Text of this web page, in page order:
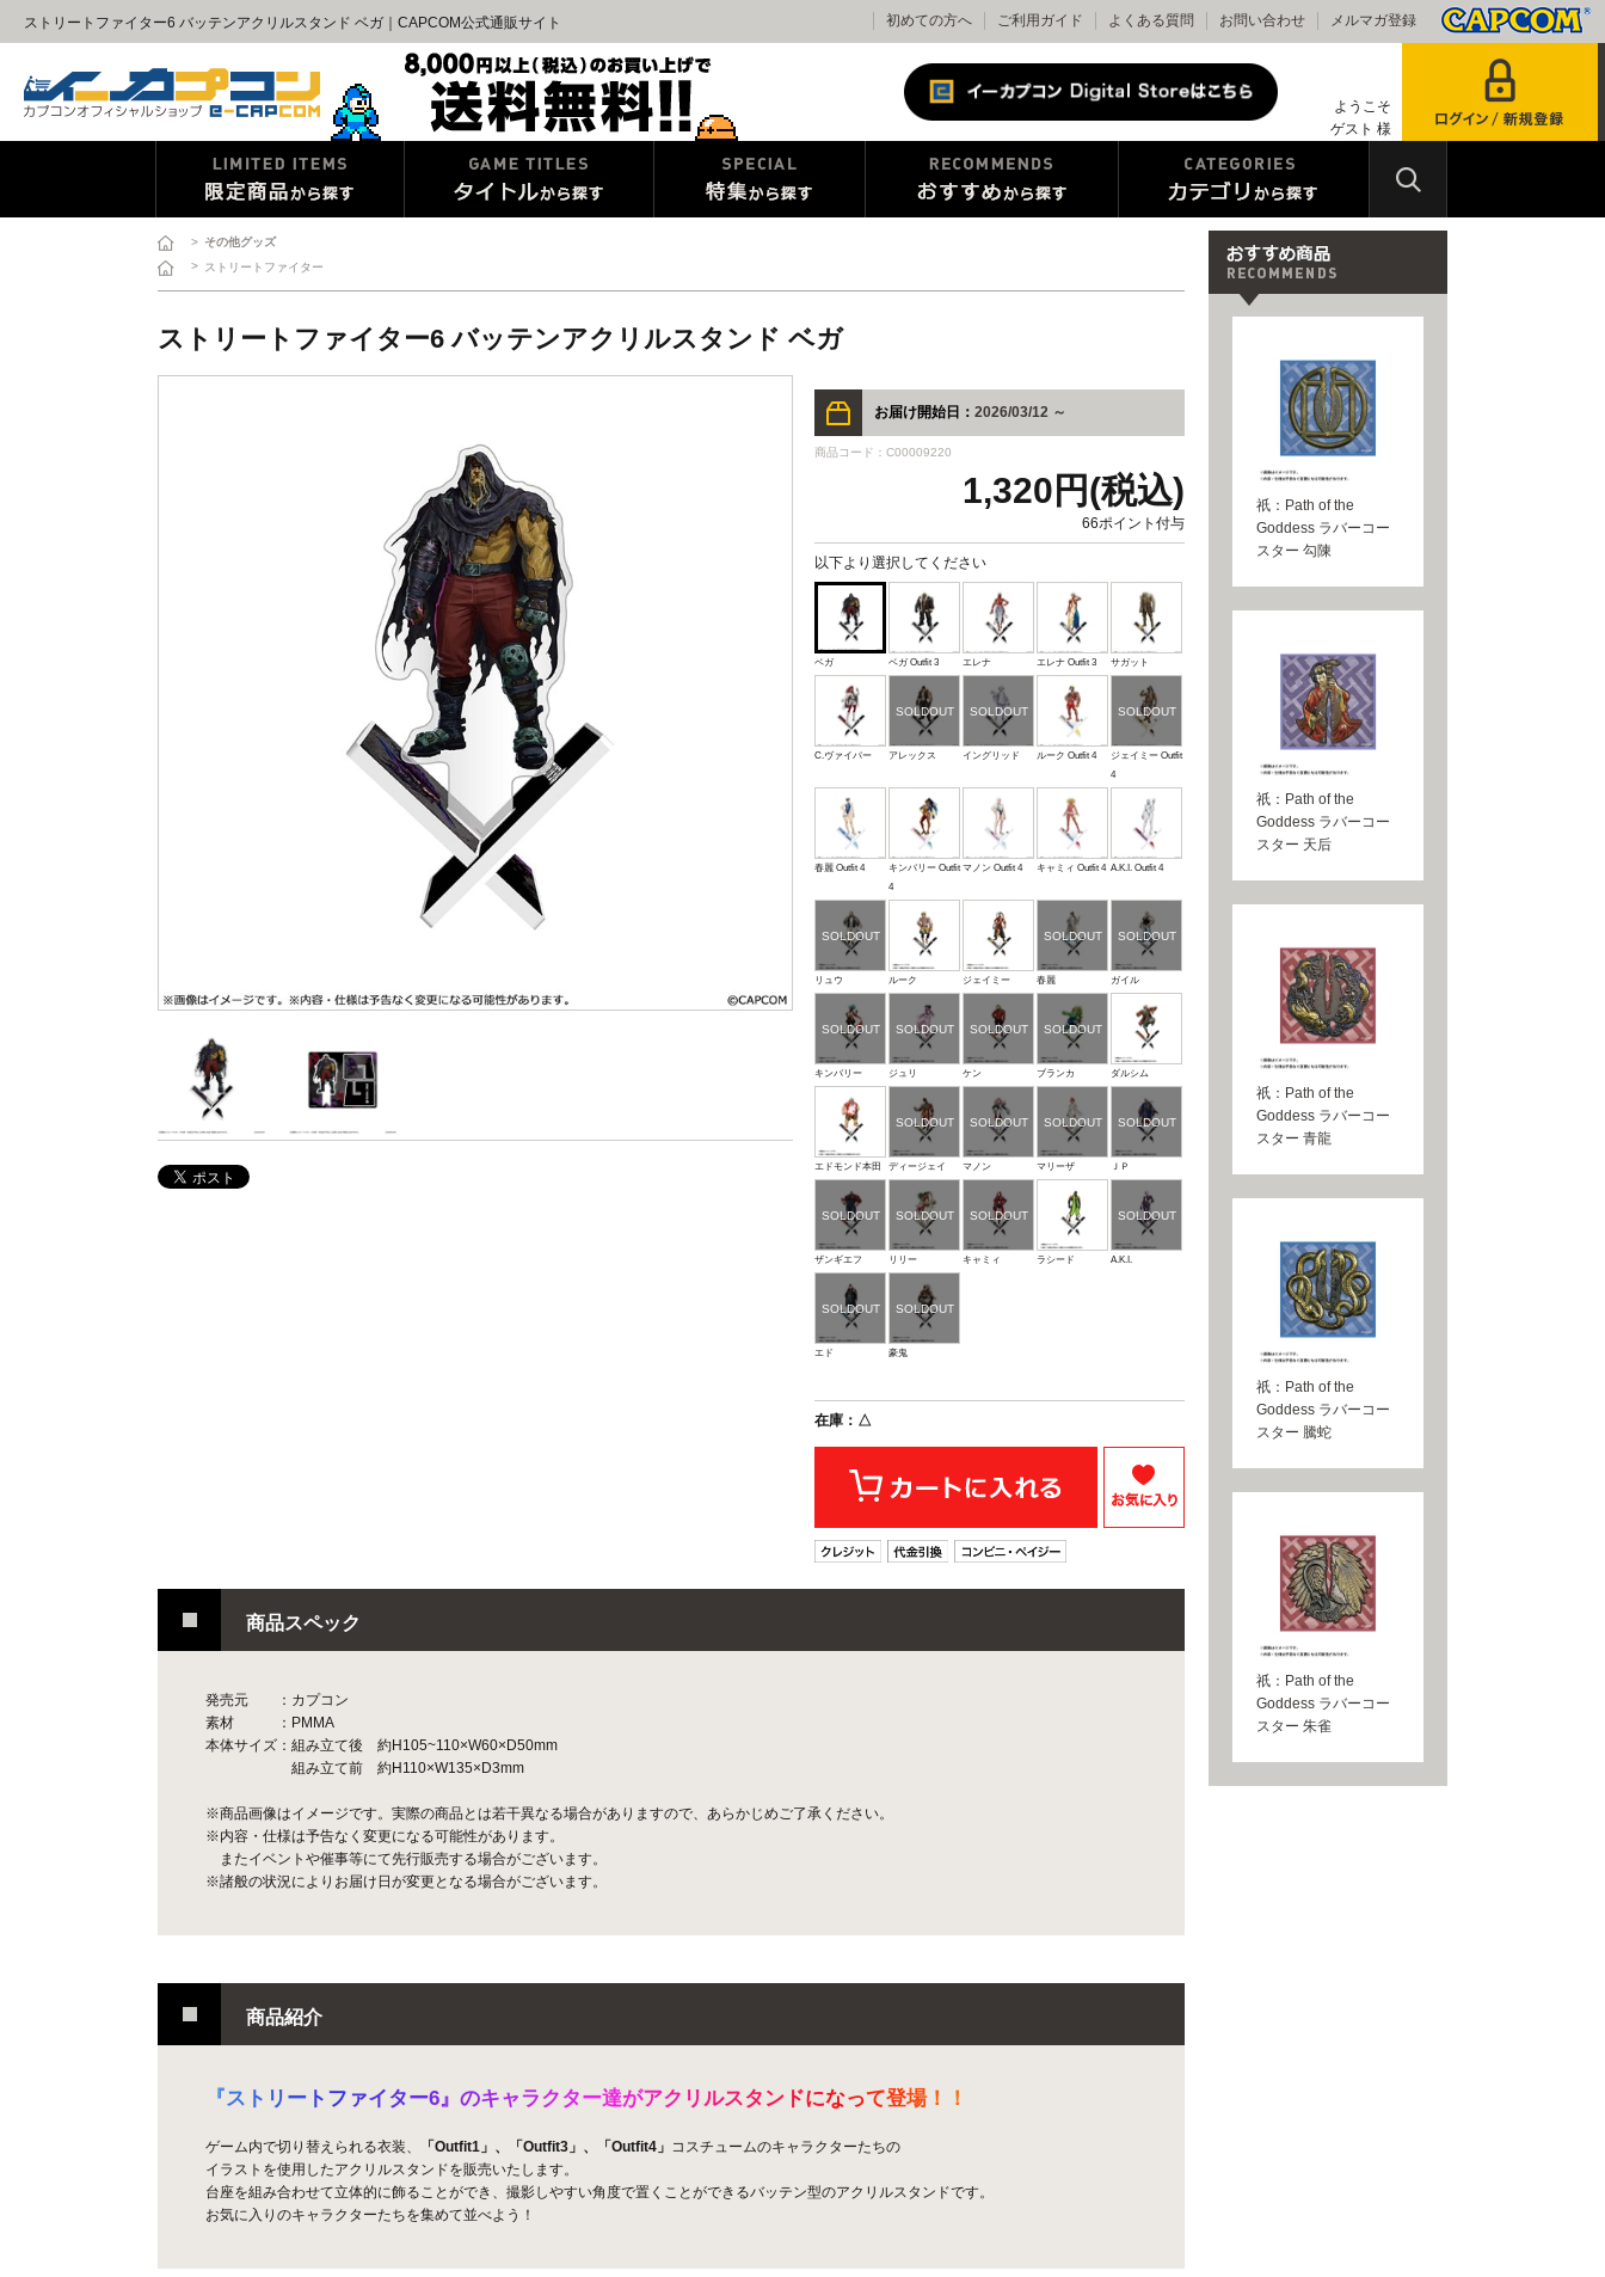
ストリートファイター6 バッテンアクリルスタンド ベガ｜CAPCOM公式通販サイト 初めての方へ ご利用ガイド よくある質問 お問い合わせ メルマガ登録
ようこそ
ゲスト 様
> その他グッズ
>
ストリートファイター
ストリートファイター6 バッテンアクリルスタンド ベガ
お届け開始日： 2026/03/12 ～
商品コード：C00009220
1,320円(税込)
66ポイント付与
以下より選択してください
ベガ ベガ Outfit 3 エレナ エレナ Outfit 3 サガット
C.ヴァイパー アレックス イングリッド ルーク Outfit 4
ジェイミー Outfit
4
春麗 Outfit 4
キンバリー Outfit
4
マノン Outfit 4 キャミィ Outfit 4 A.K.I. Outfit 4
リュウ ルーク ジェイミー 春麗 ガイル
キンバリー ジュリ ケン ブランカ ダルシム
エドモンド本田 ディージェイ マノン マリーザ ＪＰ
ザンギエフ リリー キャミィ ラシード A.K.I.
エド 豪鬼
在庫：△
商品スペック
発売元 ：カプコン
素材 ：PMMA
本体サイズ：組み立て後 約H105~110×W60×D50mm
組み立て前 約H110×W135×D3mm
※商品画像はイメージです。実際の商品とは若干異なる場合がありますので、あらかじめご了承ください。
※内容・仕様は予告なく変更になる可能性があります。
またイベントや催事等にて先行販売する場合がございます。
※諸般の状況によりお届け日が変更となる場合がございます。
商品紹介
『ス ト リ ー ト フ ァイター6 』 のキャラクター達がアク リ ルスタ ン ドになって登場！ ！
ゲーム内で切り替えられる衣装、 「Outfit1」、「Outfit3」、「Outfit4」 コスチュームのキャラクターたちの
イラストを使用したアクリルスタンドを販売いたします。
台座を組み合わせて立体的に飾ることができ、撮影しやすい角度で置くことができるバッテン型のアクリルスタンドです。
お気に入りのキャラクターたちを集めて並べよう！
祇：Path of the
Goddess ラバーコー
スター 勾陳
祇：Path of the
Goddess ラバーコー
スター 天后
祇：Path of the
Goddess ラバーコー
スター 青龍
祇：Path of the
Goddess ラバーコー
スター 騰蛇
祇：Path of the
Goddess ラバーコー
スター 朱雀